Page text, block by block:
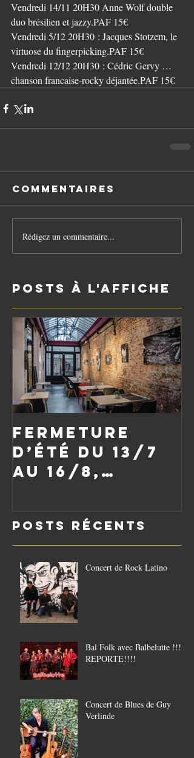
Vendredi 14/11 20H30 Anne Wolf double
duo brésilien et jazzy.PAF 15€
Vendredi 5/12 20H30 : Jacques Stotzem, le
virtuose du fingerpicking.PAF 15€
Vendredi 12/12 20H30 : Cédric Gervy …
chanson francaise-rocky déjantée.PAF 15€
Commentaires
Rédigez un commentaire...
Posts à l'affiche
Fermeture
d’été du 13/7
au 16/8,
le vendredi
21/8
Posts Récents
Concert de Rock Latino
Bal Folk avec Balbelutte !!!!
REPORTE!!!!
Concert de Blues de Guy
Verlinde